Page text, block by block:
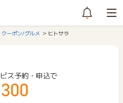
クーポン/グルメ ヒトサラ
ス予約・申込で
300